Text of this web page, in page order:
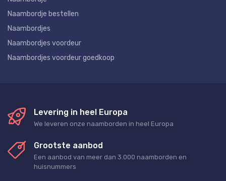
Naambordje bestellen
Naambordjes
Naambordjes voordeur
Naambordjes voordeur goedkoop
Levering in heel Europa
We leveren onze naamborden in heel Europa
Grootste aanbod
Een aanbod van meer dan 3.000 naamborden en
huisnummers